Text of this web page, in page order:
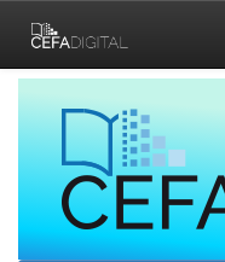
navigation